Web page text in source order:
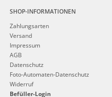
SHOP-INFORMATIONEN
Zahlungsarten
Versand
Impressum
AGB
Datenschutz
Foto-Automaten-Datenschutz
Widerruf
Befüller-Login